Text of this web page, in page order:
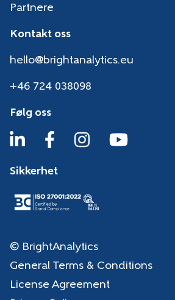
Partnere
Kontakt oss
hello@brightanalytics.eu
+46 724 038098
Følg oss
Sikkerhet
© BrightAnalytics
General Terms & Conditions
License Agreement